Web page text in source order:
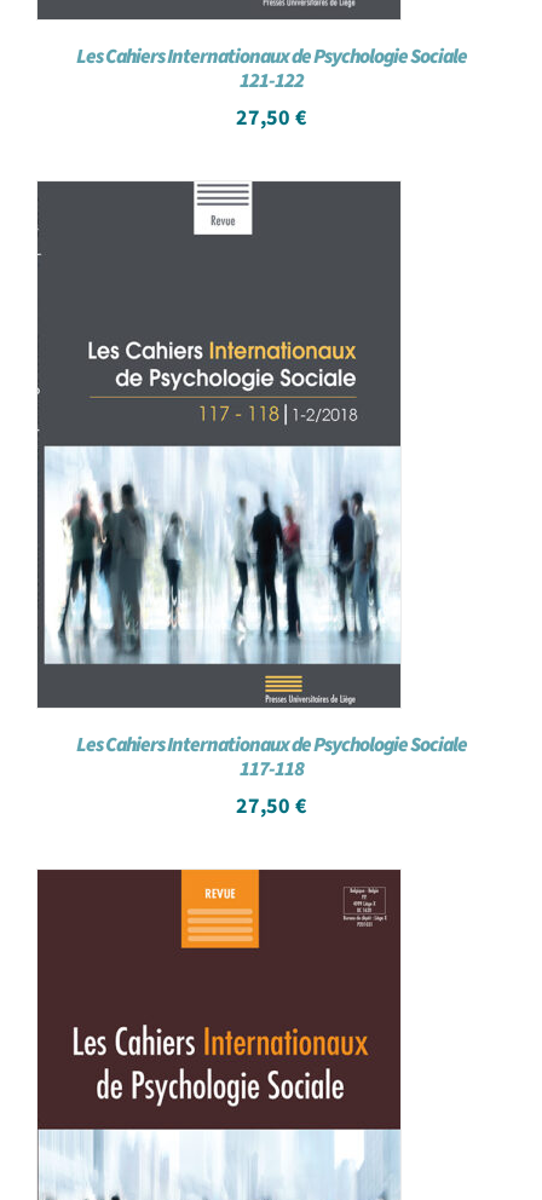
Les Cahiers Internationaux de Psychologie Sociale
121-122
27,50 €
Les Cahiers Internationaux de Psychologie Sociale
117-118
27,50 €